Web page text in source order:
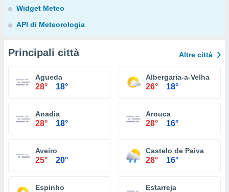
Widget Meteo
API di Meteorologia
Principali città Altre città
Agueda
28° 18°
Albergaria-a-Velha
26° 18°
Anadia
28° 18°
Arouca
28° 16°
Aveiro
25° 20°
Castelo de Paiva
28° 16°
Espinho Estarreja